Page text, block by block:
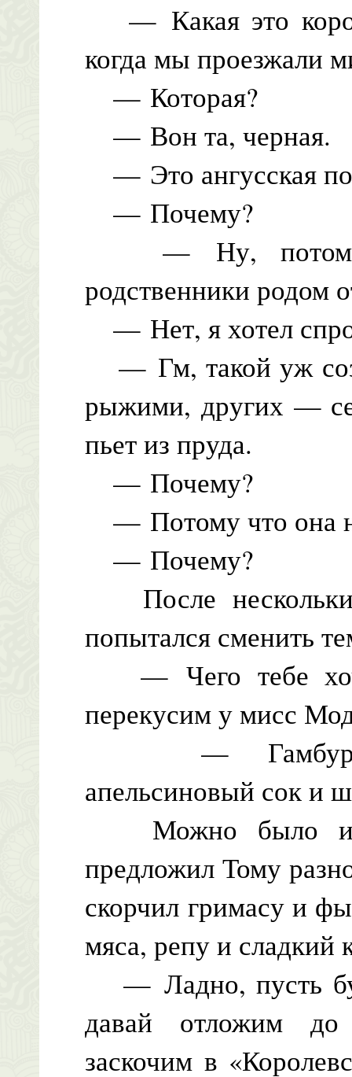
— Какая это
когда мы проезжали
— Которая?
— Вон та, черная.
— Это ангусская
— Почему?
— Ну, потому
родственники родом
— Нет, я хотел
— Гм, такой уж
рыжими, других —
пьет из пруда.
— Почему?
— Потому что она
— Почему?
После
попытался сменить
— Чего тебе
перекусим у мисс
—
апельсиновый сок и
Можно было и
предложил Тому
скорчил гримасу и
мяса, репу и сладкий
— Ладно, пусть
давай отложим
заскочим в